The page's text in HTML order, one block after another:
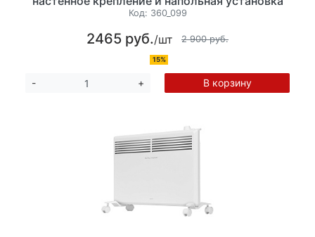
на ножках с колесиками, механическое
Код: 360_099
2465 руб./шт 2 900 руб.
15%
- + В корзину